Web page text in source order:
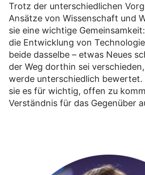
Trotz der unterschiedlichen
Ansätze von Wissenschaft und
sie eine wichtige
die Entwicklung von
beide dasselbe – etwas Neues
der Weg dorthin sei
werde unterschiedlich bewertet.
sie es für wichtig, offen zu
Verständnis für das Gegenüber